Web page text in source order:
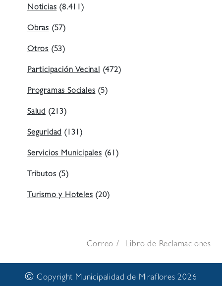
Noticias(8.411)
Obras (57)
Otros (53)
Participación Vecinal(472)
Programas Sociales(5)
Salud (213)
Seguridad(131)
Servicios Municipales(61)
Tributos(5)
Turismo y Hoteles(20)
Correo Libro de Reclamaciones
© Copyright Municipalidad de Miraflores 2026